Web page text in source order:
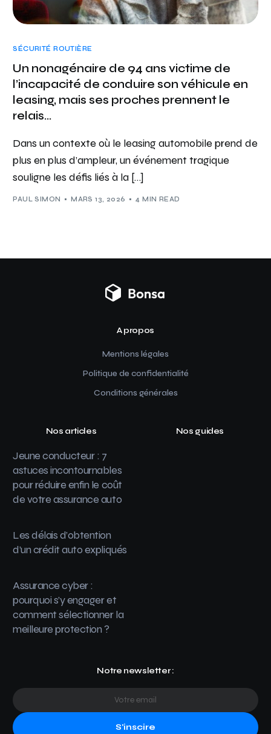
SÉCURITÉ ROUTIÈRE
Un nonagénaire de 94 ans victime de
l’incapacité de conduire son véhicule en
leasing, mais ses proches prennent le
relais…
Dans un contexte où le leasing automobile prend de
plus en plus d’ampleur, un événement tragique
souligne les défis liés à la […]
PAUL SIMON MARS 13, 2026 4 MIN READ
A propos
Mentions légales
Politique de confidentialité
Conditions générales
Nos articles
Jeune conducteur : 7
astuces incontournables
pour réduire enfin le coût
de votre assurance auto
Les délais d’obtention
d’un crédit auto expliqués
Assurance cyber :
pourquoi s’y engager et
comment sélectionner la
meilleure protection ?
Nos guides
Notre newsletter :
S'inscire